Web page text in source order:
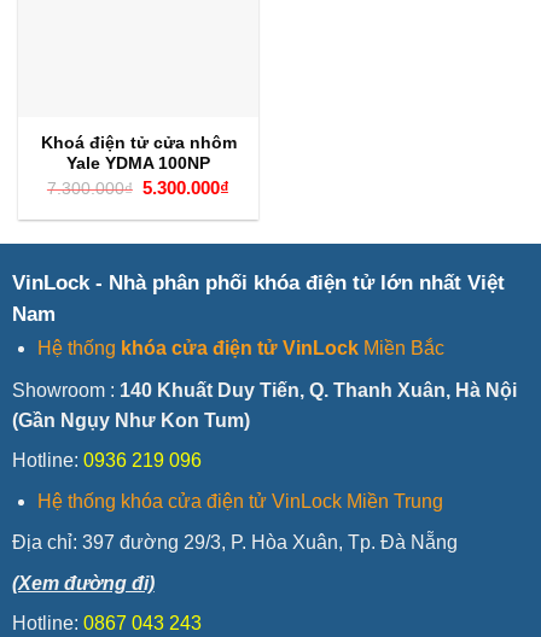
Khoá điện tử cửa nhôm
Yale YDMA 100NP
7.300.000₫ Giá
là:
7.300.000₫.
5.300.000₫
tại
là:
VinLock - Nhà phân phối khóa điện tử lớn nhất Việt
Nam
Hệ thống khóa cửa điện tử VinLockMiền Bắc
Showroom : 140 Khuất Duy Tiến, Q. Thanh Xuân, Hà Nội
(Gần Ngụy Như Kon Tum)
Hotline: 0936 219 096
Hệ thống khóa cửa điện tử VinLock Miền Trung
Địa chỉ: 397 đường 29/3, P. Hòa Xuân, Tp. Đà Nẵng
(Xem đường đi)
Hotline: 0867 043 243